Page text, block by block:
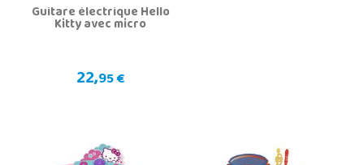
Guitare électrique Hello
Kitty avec micro
22,95 €